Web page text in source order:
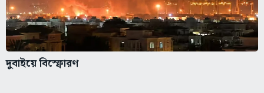
দুবাইয়ে বিস্ফোরণ